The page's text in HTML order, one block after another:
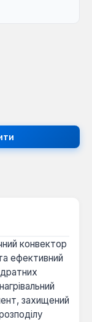
потрібну
конвектор
ефективний
захищений